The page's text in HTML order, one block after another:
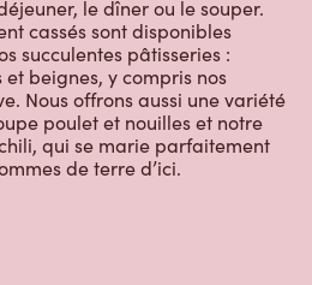
le dîner ou le souper.
cassés sont disponibles
succulentes pâtisseries :
beignes, y compris nos
Nous offrons aussi une variété
poulet et nouilles et notre
qui se marie parfaitement
de terre d’ici.